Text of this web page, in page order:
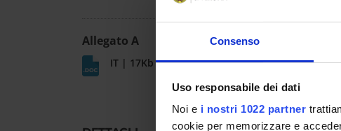
Consenso
Uso responsabile dei dati
Noi e i nostri 1022 partner
cookie per memorizzare e
Allegato A
IT | 17Kb